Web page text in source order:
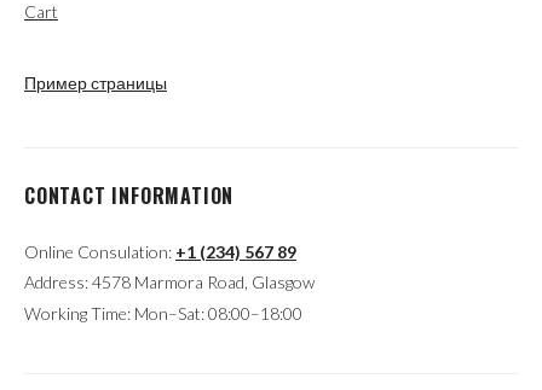
Cart
Пример страницы
CONTACT INFORMATION
Online Consulation: +1 (234) 567 89
Address: 4578 Marmora Road, Glasgow
Working Time: Mon–Sat: 08:00–18:00